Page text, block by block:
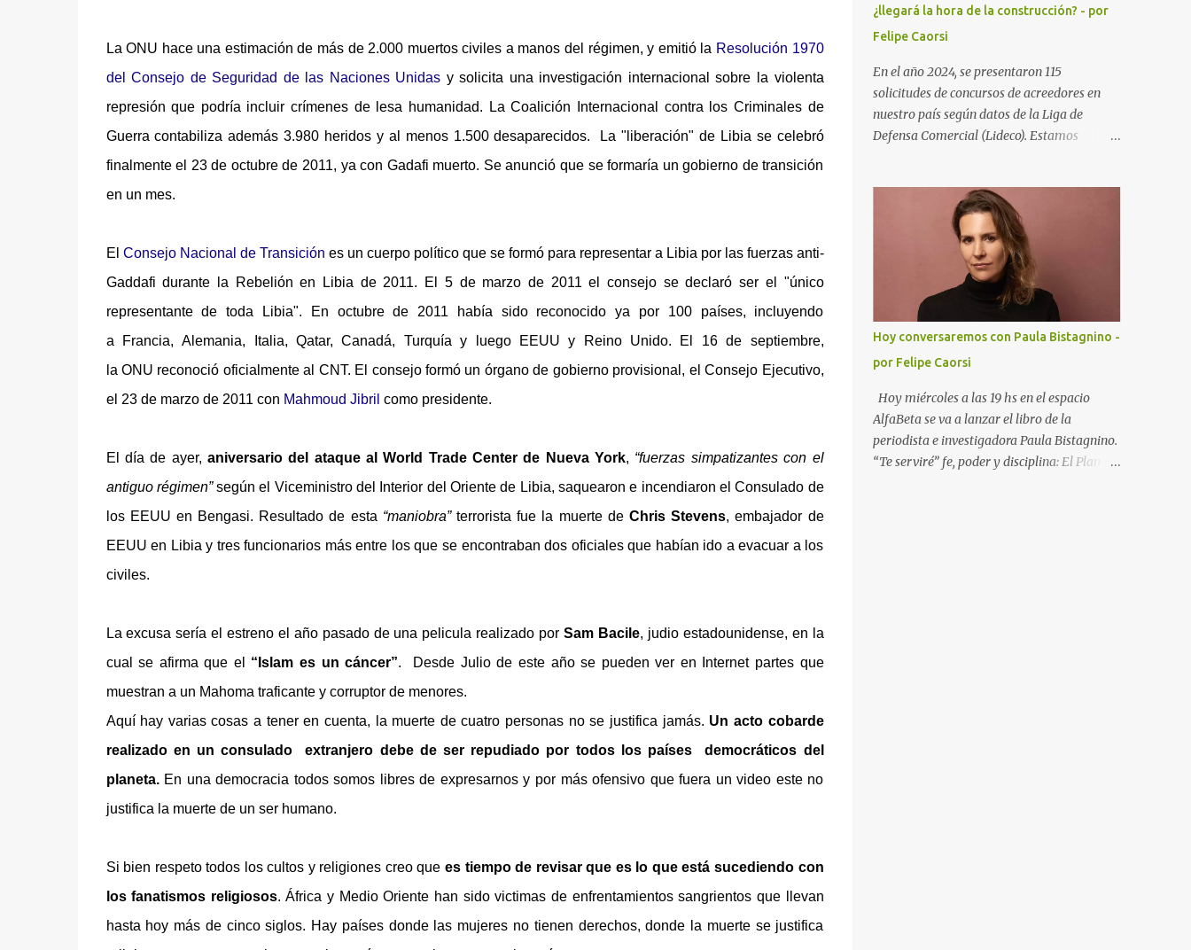
La ONU hace una estimación de más de 2.000 muertos civiles a manos del régimen, y emitió la Resolución 1970
del Consejo de Seguridad de las Naciones Unidas y solicita una investigación internacional sobre la violenta
represión que podría incluir crímenes de lesa humanidad. La Coalición Internacional contra los Criminales de
Guerra contabiliza además 3.980 heridos y al menos 1.500 desaparecidos.
La "liberación" de Libia se celebró
finalmente el 23 de octubre de 2011, ya con Gadafi muerto. Se anunció que se formaría un gobierno de transición
en un mes.
El Consejo Nacional de Transición es un cuerpo político que se formó para representar a Libia por las fuerzas anti-
Gaddafi durante la
Rebelión en Libia de 2011. El 5 de marzo de 2011 el consejo se declaró ser el "único
representante de toda Libia". En octubre de 2011 había sido reconocido ya por 100 países, incluyendo
a
Francia, Alemania, Italia, Qatar, Canadá, Turquía y luego EEUU y Reino Unido. El 16 de septiembre,
la ONU reconoció oficialmente al CNT. El consejo formó un órgano de gobierno provisional, el Consejo Ejecutivo,
el 23 de marzo de 2011 con Mahmoud Jibril como presidente.
El día de ayer, aniversario del ataque al World Trade Center de Nueva York, “fuerzas simpatizantes con el
antiguo régimen”según el Viceministro del Interior del Oriente de Libia, saquearon e incendiaron el Consulado de
los EEUU en Bengasi. Resultado de esta “maniobra”terrorista fue la muerte de Chris Stevens, embajador de
EEUU en Libia y tres funcionarios más entre los que se encontraban dos oficiales que habían ido a evacuar a los
civiles.
La excusa sería el estreno el año pasado de una pelicula realizado porSam Bacile, judio estadounidense, en la
cual se afirma que el “Islam es un cáncer”. Desde Julio de este año se pueden ver en Internet partes que
muestran a un Mahoma traficante y corruptor de menores.
Aquí hay varias cosas a tener en cuenta, la muerte de cuatro personas no se justifica jamás. Un acto cobarde
realizado en un consulado extranjero debe de ser repudiado por todos los países democráticos del
planeta.En una democracia todos somos libres de expresarnos y por más ofensivo que fuera un video este no
justifica la muerte de un ser humano.
Si bien respeto todos los cultos y religiones creo que es tiempo de revisar que es lo que está sucediendo con
los fanatismos religiosos. África y Medio Oriente han sido victimas de enfrentamientos sangrientos que llevan
hasta hoy más de cinco siglos. Hay países donde las mujeres no tienen derechos, donde la muerte se justifica
defendido y representado clientes de varios
países, especialmente Sudamérica y Europa.
hoy Presidente de la Asociación de
Abogados Penalistas. Moller al igual que la
Dra Silvia Cuello vienen bregando desde
hace tiempo por un cambio del código del
y no ofrece garantías. Ha trabajado junto al
Secretario General de la OEA para mejorar
¿llegará la hora de la construcción? - por
Felipe Caorsi
En el año 2024, se presentaron 115
solicitudes de concursos de acreedores en
nuestro país según datos de la Liga de
Defensa Comercial (Lideco). Estamos
es un concurso de acreedores: es un
procedimiento jurisdiccional, a través del
cual se manifiesta la insolvencia de una
empresa o un particular frente a sus
acreedores. Existe dos formas de llegar a un
concurso, pedido por el deudor que se conoce
como concurso voluntario, y el pedido por
los acreedores que se llama concurso
necesario. Durante el concurso un síndico
designado por la justicia busca los activos
del deudor y negocia una salida a la
situación de insolvencia. Se busca la
aprobación de un convenio de pagos o la
Hoy conversaremos con Paula Bistagnino -
por Felipe Caorsi
Hoy miércoles a las 19 hs en el espacio
AlfaBeta se va a lanzar el libro de la
periodista e investigadora Paula Bistagnino.
“Te serviré” fe, poder y disciplina: El Plan del